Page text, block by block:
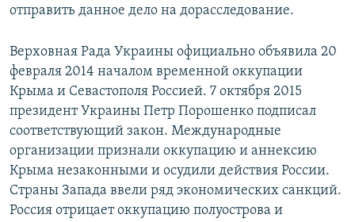
отправить данное дело на дорасследование.
Верховная Рада Украины официально объявила 20
февраля 2014 началом временной оккупации
Крыма и Севастополя Россией. 7 октября 2015
президент Украины Петр Порошенко подписал
соответствующий закон. Международные
организации признали оккупацию и аннексию
Крыма незаконными и осудили действия России.
Страны Запада ввели ряд экономических санкций.
Россия отрицает оккупацию полуострова и